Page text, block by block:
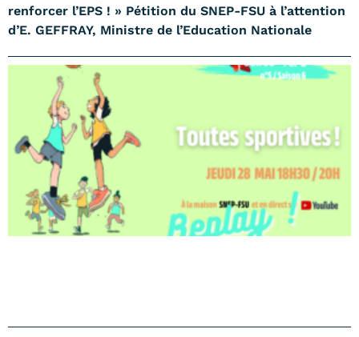
renforcer l’EPS ! » Pétition du SNEP-FSU à l’attention
d’E. GEFFRAY, Ministre de l’Education Nationale